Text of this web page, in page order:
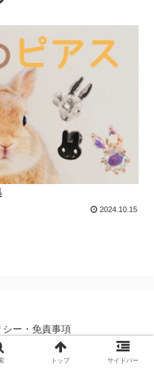
2024.10.15
ー・免責事項
骨ピアス専門店ROQUE.
トップ サイドバー